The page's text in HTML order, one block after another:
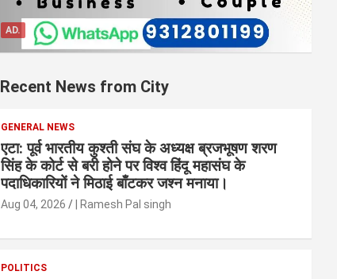
AD.
Recent News from City
GENERAL NEWS
एटा: पूर्व भारतीय कुश्ती संघ के अध्यक्ष ब्रजभूषण शरण
सिंह के कोर्ट से बरी होने पर विश्व हिंदू महासंघ के
पदाधिकारियों ने मिठाई बाँटकर जश्न मनाया।
Aug 04, 2026 | Ramesh Pal singh
POLITICS